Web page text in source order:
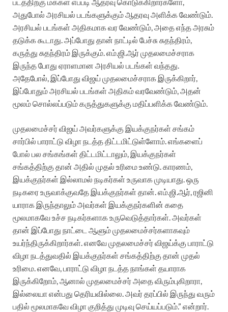
அதுபோல் அரசியல் படங்களுக்கும் ஆதரவு அளிக்க வேண்டும்.
அரசியல் படங்கள் அதிகமாக வர வேண்டும், அதை எந்த அரசும்
தடுக்க கூடாது. அப்போது தான் நாட்டில் பேச்சு சுதந்திரம்,
கருத்து சுதந்திரம் இருக்கும். எம்.ஜி.ஆர் முதலமைச்சராக
இருந்த போது ஏராளமான அரசியல் படங்கள் வந்தது.
அதேபோல், இப்போது விஜய் முதலமைச்சராக இருக்கிறார்,
இப்போதும் அரசியல் படங்கள் அதிகம் வரவேண்டும், அதன்
மூலம் சொல்லப்படும் கருத்துகளுக்கு மதிப்பளிக்க வேண்டும்.
முதலமைச்சர் விஜய் அவர்களுக்கு இயக்குநர்கள் சங்கம்
சார்பில் பாராட்டு விழா நடத்த திட்டமிட்டுள்ளோம். எங்களைப்
போல் பல சங்கங்கள் திட்டமிட்டாலும், இயக்குநர்கள்
சங்கத்திற்கு தான் அதில் முதல் உரிமை உண்டு. காரணம்,
இயக்குநர்கள் இல்லாமல் நடிகர்கள் உருவாக முடியாது. ஒரு
நடிகரை உருவாக்குவதே இயக்குநர்கள் தான். எம்.ஜி.ஆர், ரஜினி
யாராக இருந்தாலும் அவர்கள் இயக்குநர்களின் கதை
மூலமாகவே உச்ச நடிகர்களாக உருவெடுத்தார்கள். அவர்கள்
தான் இப்போது நாட்டை ஆளும் முதலமைச்சர்களாகவும்
உயர்ந்திருக்கிறார்கள். எனவே முதலமைச்சர் விஜய்க்கு பாராட்டு
விழா நடத்துவதில் இயக்குநர்கள் சங்கத்திற்கு தான் முதல்
உரிமை. எனவே, பாராட்டு விழா நடத்த நாங்கள் தயாராக
இருக்கிறோம், ஆனால் முதலமைச்சர் அதை விரும்புகிறாரா,
இல்லையா என்பது தெரியவில்லை. அவர் தரப்பில் இருந்து வரும்
பதில் மூலமாகவே விழா குறித்து முடிவு செய்யப்படும்.” என்றார்.